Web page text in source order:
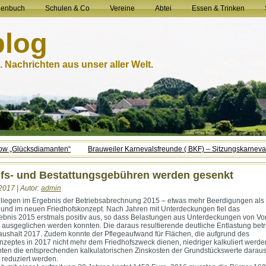
Schulen & Co Vereine Abtei Essen & Trinken
aus unser aller Welt.
„Glücksdiamanten“ Brauweiler Karnevalsfreunde ( BKF) –
und Bestattungsgebühren werden gesenkt
| Autor: admin
im Ergebnis der Betriebsabrechnung 2015 – etwas mehr Beerdigungen als
im neuen Friedhofskonzept. Nach Jahren mit Unterdeckungen fiel das
2015 erstmals positiv aus, so dass Belastungen aus Unterdeckungen von
werden konnten. Die daraus resultierende deutliche Entlastung
2017. Zudem konnte der Pflegeaufwand für Flächen, die aufgrund des
in 2017 nicht mehr dem Friedhofszweck dienen, niedriger kalkuliert
die entsprechenden kalkulatorischen Zinskosten der Grundstückswerte daraus
werden.